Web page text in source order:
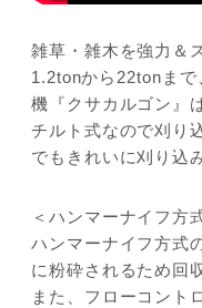
雑草・雑木を強力＆
1.2tonから22tonまで
機『クサカルゴン』
チルト式なので刈り
でもきれいに刈り込
＜ハンマーナイフ方
ハンマーナイフ方式
に粉砕されるため回
また、フローコント